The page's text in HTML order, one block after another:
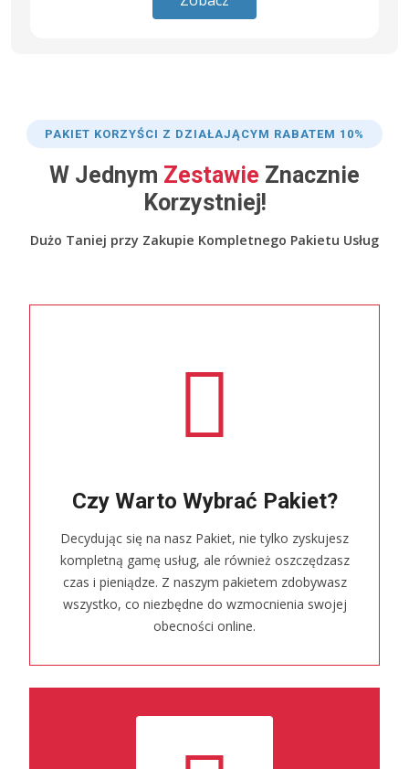
PAKIET KORZYŚCI Z DZIAŁAJĄCYM RABATEM 10%
W Jednym Zestawie Znacznie
Korzystniej!
Dużo Taniej przy Zakupie Kompletnego Pakietu Usług
Czy Warto Wybrać Pakiet?
Decydując się na nasz Pakiet, nie tylko zyskujesz
kompletną gamę usług, ale również oszczędzasz
czas i pieniądze. Z naszym pakietem zdobywasz
wszystko, co niezbędne do wzmocnienia swojej
obecności online.